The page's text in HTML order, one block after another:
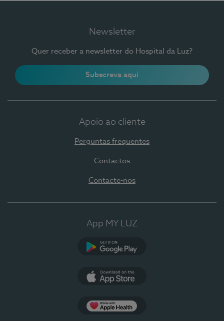
Newsletter
Quer receber a newsletter do Hospital da Luz?
Subscreva aqui
Apoio ao cliente
Perguntas frequentes
Contactos
Contacte-nos
App MY LUZ